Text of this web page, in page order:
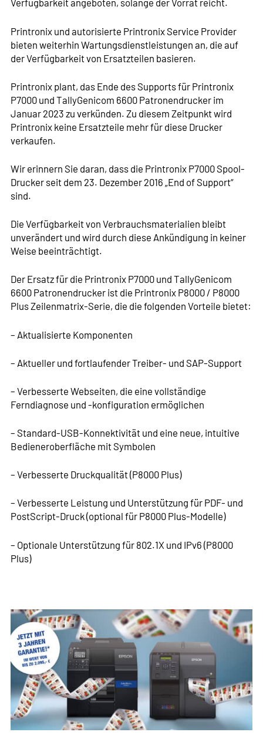
Verfügbarkeit angeboten, solange der Vorrat reicht.
Printronix und autorisierte Printronix Service Provider
bieten weiterhin Wartungsdienstleistungen an, die auf
der Verfügbarkeit von Ersatzteilen basieren.
Printronix plant, das Ende des Supports für Printronix
P7000 und TallyGenicom 6600 Patronendrucker im
Januar 2023 zu verkünden. Zu diesem Zeitpunkt wird
Printronix keine Ersatzteile mehr für diese Drucker
verkaufen.
Wir erinnern Sie daran, dass die Printronix P7000 Spool-
Drucker seit dem 23. Dezember 2016 „End of Support“
sind.
Die Verfügbarkeit von Verbrauchsmaterialien bleibt
unverändert und wird durch diese Ankündigung in keiner
Weise beeinträchtigt.
Der Ersatz für die Printronix P7000 und TallyGenicom
6600 Patronendrucker ist die Printronix P8000 / P8000
Plus Zeilenmatrix-Serie, die die folgenden Vorteile bietet:
– Aktualisierte Komponenten
– Aktueller und fortlaufender Treiber- und SAP-Support
– Verbesserte Webseiten, die eine vollständige
Ferndiagnose und -konfiguration ermöglichen
– Standard-USB-Konnektivität und eine neue, intuitive
Bedieneroberfläche mit Symbolen
– Verbesserte Druckqualität (P8000 Plus)
– Verbesserte Leistung und Unterstützung für PDF- und
PostScript-Druck (optional für P8000 Plus-Modelle)
– Optionale Unterstützung für 802.1X und IPv6 (P8000
Plus)